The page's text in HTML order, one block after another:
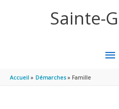
Sainte-
Accueil Démarches Famille